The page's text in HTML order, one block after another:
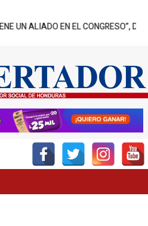
DESTACA TOMÁS